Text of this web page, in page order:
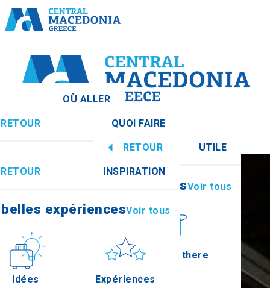
OÙ ALLER
Imathia
RETOUR QUOI FAIRE
Culture
RETOUR UTILE
InformationsVoir tous
How to get there
RETOUR INSPIRATION
belles expériencesVoir tous
Idées Expériences